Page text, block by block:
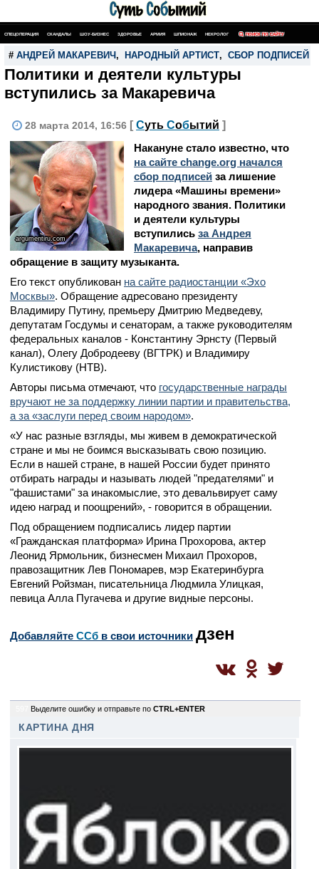
СПЕЦОПЕРАЦИЯ СКАНДАЛЫ ШОУ-БИЗНЕС ЗДОРОВЬЕ АРМИЯ ШПИОНАЖ НЕКРОЛОГ ПОИСК ПО САЙТУ
# АНДРЕЙ МАКАРЕВИЧ , НАРОДНЫЙ АРТИСТ, СБОР ПОДПИСЕЙ
Политики и деятели культуры
вступились за Макаревича
28 марта 2014, 16:56 [ Суть Событий ]
argumentiru.com
Накануне стало известно, что
на сайте change.org начался
сбор подписей за лишение
лидера «Машины времени»
народного звания. Политики
и деятели культуры
вступились за Андрея
Макаревича, направив
обращение в защиту музыканта.
Его текст опубликован на сайте радиостанции «Эхо
Москвы». Обращение адресовано президенту
Владимиру Путину, премьеру Дмитрию Медведеву,
депутатам Госдумы и сенаторам, а также руководителям
федеральных каналов - Константину Эрнсту (Первый
канал), Олегу Добродееву (ВГТРК) и Владимиру
Кулистикову (НТВ).
Авторы письма отмечают, что государственные награды
вручают не за поддержку линии партии и правительства,
а за «заслуги перед своим народом».
«У нас разные взгляды, мы живем в демократической
стране и мы не боимся высказывать свою позицию.
Если в нашей стране, в нашей России будет принято
отбирать награды и называть людей "предателями" и
"фашистами" за инакомыслие, это девальвирует саму
идею наград и поощрений», - говорится в обращении.
Под обращением подписались лидер партии
«Гражданская платформа» Ирина Прохорова, актер
Леонид Ярмольник, бизнесмен Михаил Прохоров,
правозащитник Лев Пономарев, мэр Екатеринбурга
Евгений Ройзман, писательница Людмила Улицкая,
певица Алла Пугачева и другие видные персоны.
Добавляйте CСб в свои источники дзен
Выделите ошибку и отправьте по CTRL+ENTER
КАРТИНА ДНЯ